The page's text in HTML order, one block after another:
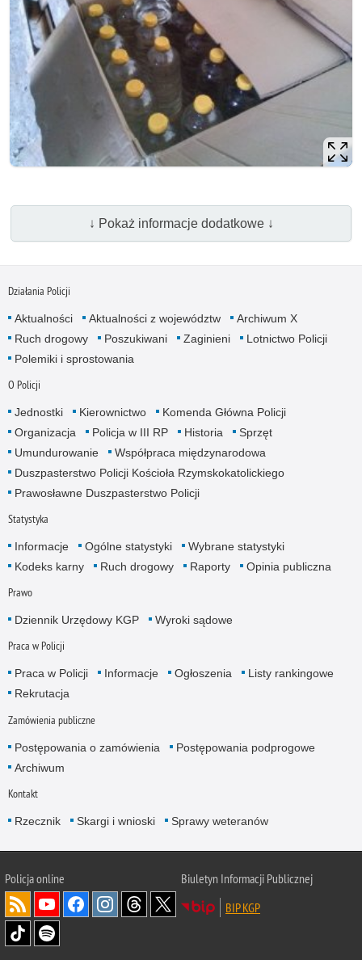
↓ Pokaż informacje dodatkowe ↓
Działania Policji
Aktualności Aktualności z województw
Archiwum X
Ruch drogowy
Poszukiwani Zaginieni
Lotnictwo Policji
Polemiki i sprostowania
O Policji
Jednostki Kierownictwo
Komenda Główna Policji
Organizacja
Policja w III RP Historia
Sprzęt
Umundurowanie
Współpraca międzynarodowa
Duszpasterstwo Policji Kościoła Rzymskokatolickiego
Prawosławne Duszpasterstwo Policji
Statystyka
Informacje Ogólne statystyki
Wybrane statystyki
Kodeks karny
Ruch drogowy Raporty Opinia publiczna
Prawo
Dziennik Urzędowy KGP Wyroki sądowe
Praca w Policji
Praca w Policji Informacje Ogłoszenia
Listy rankingowe
Rekrutacja
Zamówienia publiczne
Postępowania o zamówienia
Postępowania podprogowe
Archiwum
Kontakt
Rzecznik Skargi i wnioski Sprawy weteranów
Policjaonline
Biuletyn Informacji Publicznej
BIP KGP